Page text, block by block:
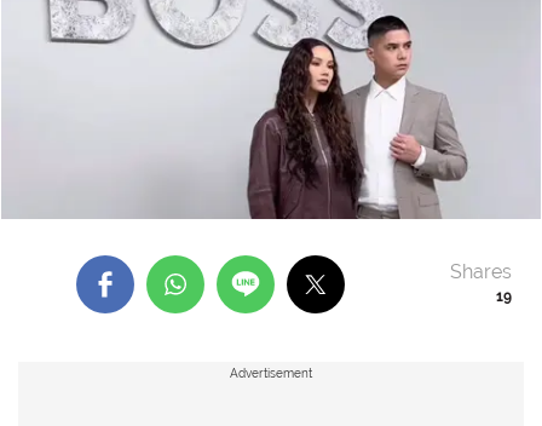
19
Shares
Advertisement